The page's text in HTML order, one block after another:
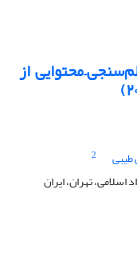
از
طیبی
2
تهران، ایران